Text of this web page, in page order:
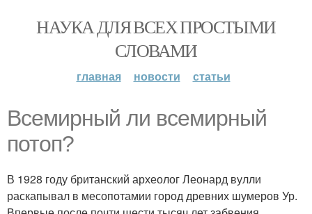
НАУКА ДЛЯ ВСЕХ ПРОСТЫМИ
СЛОВАМИ
главная новости статьи
Всемирный ли всемирный
потоп?
В 1928 году британский археолог Леонард вулли
раскапывал в месопотамии город древних шумеров Ур.